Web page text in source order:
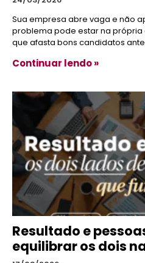
Sua empresa abre vaga e não
problema pode estar na
que afasta bons candidatos
Continuar lendo »
Resultado e
equilibrar os dois